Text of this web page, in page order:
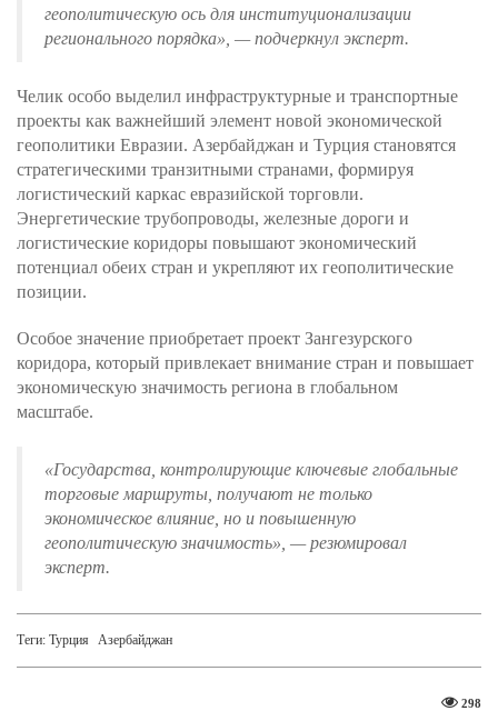
геополитическую ось для институционализации
регионального порядка» , — подчеркнул эксперт.
Челик особо выделил инфраструктурные и транспортные
проекты как важнейший элемент новой экономической
геополитики Евразии. Азербайджан и Турция становятся
стратегическими транзитными странами, формируя
логистический каркас евразийской торговли.
Энергетические трубопроводы, железные дороги и
логистические коридоры повышают экономический
потенциал обеих стран и укрепляют их геополитические
позиции.
Особое значение приобретает проект Зангезурского
коридора, который привлекает внимание стран и повышает
экономическую значимость региона в глобальном
масштабе.
«Государства, контролирующие ключевые глобальные
торговые маршруты, получают не только
экономическое влияние, но и повышенную
геополитическую значимость» , — резюмировал
эксперт.
Теги: Турция Азербайджан
298